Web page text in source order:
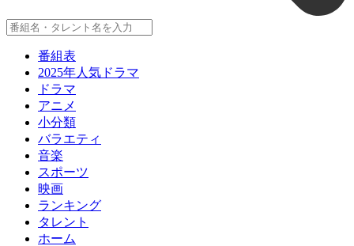
番組表
2025年人気ドラマ
ドラマ
アニメ
小分類
バラエティ
音楽
スポーツ
映画
ランキング
タレント
ホーム